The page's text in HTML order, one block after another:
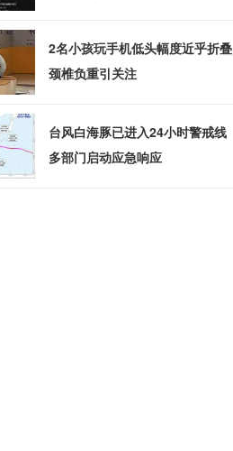
2名小孩玩手机低头幅度近乎折叠
颈椎负重引关注
台风白海豚已进入24小时警戒线
多部门启动应急响应